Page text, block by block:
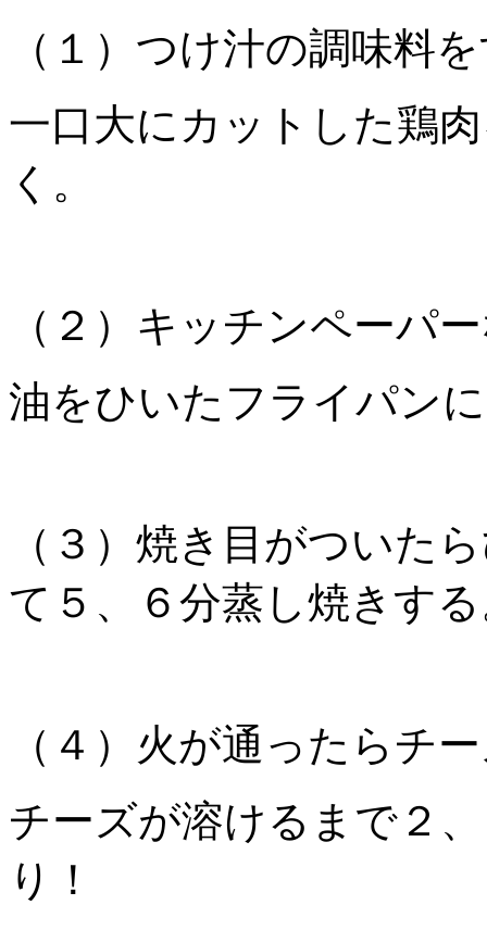
（１）つけ汁の調味料
一口大にカットした鶏
く。
（２）キッチンペーパ
油をひいたフライパン
（３）焼き目がついた
て５、６分蒸し焼きす
（４）火が通ったらチ
チーズが溶けるまで２
り！